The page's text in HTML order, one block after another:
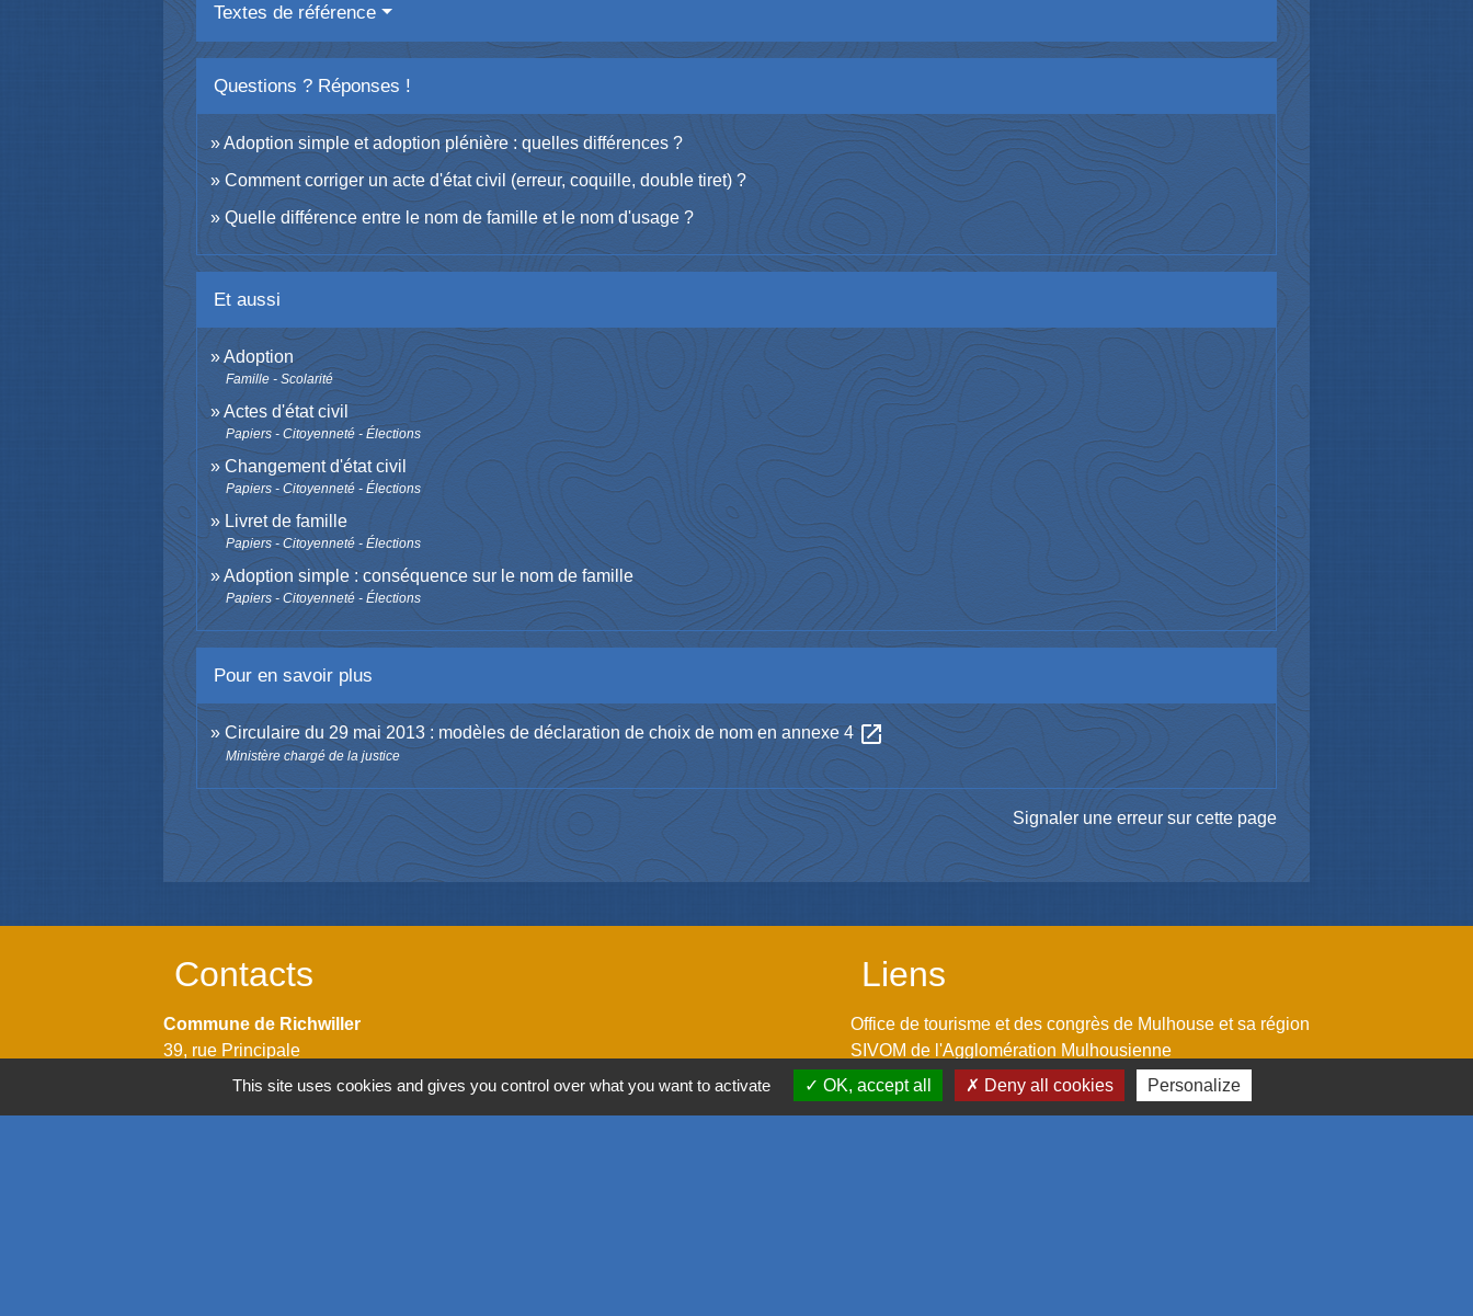
Textes de référence
Questions ? Réponses !
Adoption simple et adoption plénière : quelles différences ?
Comment corriger un acte d'état civil (erreur, coquille, double tiret) ?
Quelle différence entre le nom de famille et le nom d'usage ?
Et aussi
Adoption
Famille - Scolarité
Actes d'état civil
Papiers - Citoyenneté - Élections
Changement d'état civil
Papiers - Citoyenneté - Élections
Livret de famille
Papiers - Citoyenneté - Élections
Adoption simple : conséquence sur le nom de famille
Papiers - Citoyenneté - Élections
Pour en savoir plus
Circulaire du 29 mai 2013 : modèles de déclaration de choix de nom en annexe 4open_in_new
Ministère chargé de la justice
Signaler une erreur sur cette page
Contacts
Commune de Richwiller
39, rue Principale
68120 Richwiller - FRANCE
Liens
Office de tourisme et des congrès de Mulhouse et sa région
SIVOM de l'Agglomération Mulhousienne
Déplacement vers l'emploi
M2A
This site uses cookies and gives you control over what you want to activate OK, accept all Deny all cookies Personalize